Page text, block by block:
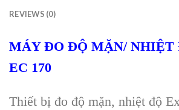
REVIEWS (0)
MÁY ĐO ĐỘ MẶN/ NHIỆT
EC 170
Thiết bị đo độ mặn, nhiệt độ